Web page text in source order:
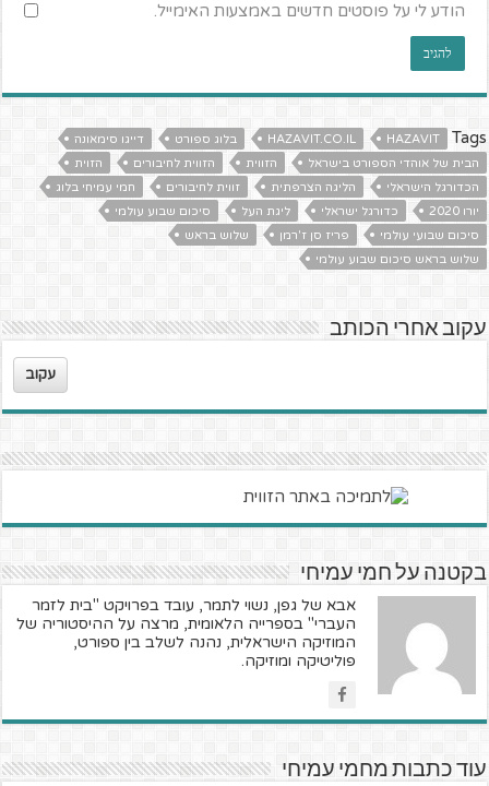
הודע לי על פוסטים חדשים באמצעות האימייל.
Tags
HAZAVIT
HAZAVIT.CO.IL בלוג ספורט
דייגו סימאונה
הבית של אוהדי הספורט בישראל
הזווית הזווית לחיבורים
הזוית
הכדורגל הישראלי
הליגה הצרפתית זווית לחיבורים
חמי עמיחי בלוג
יורו 2020
כדורגל ישראלי ליגת העל
סיכום שבוע עולמי
סיכום שבועי עולמי
פריז סן ז'רמן
שלוש בראש
שלוש בראש סיכום שבוע עולמי
עקוב אחרי הכותב
עקוב
בקטנה על חמי עמיחי
אבא של גפן, נשוי לתמר, עובד בפרויקט "בית לזמר
העברי" בספרייה הלאומית, מרצה על ההיסטוריה של
המוזיקה הישראלית, נהנה לשלב בין ספורט,
פוליטיקה ומוזיקה.
עוד כתבות מחמי עמיחי